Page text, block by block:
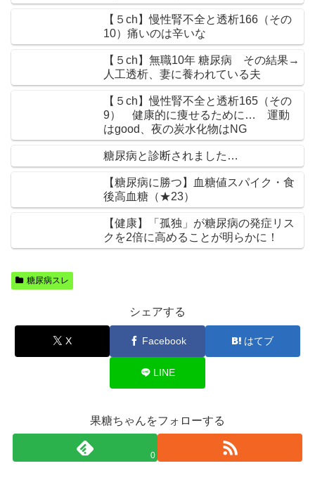
【５ch】慢性腎不全と透析166（その
10）痛いのは辛いな
【５ch】無職10年 糖尿病 その結果→
人工透析、妻に養われている夫
【５ch】慢性腎不全と透析165（その
9） 健康的に痩せるために… 運動
はgood、夜の炭水化物はNG
糖尿病と診断されました…
【糖尿病に勝つ】血糖値スパイク・食
後高血糖（★23）
【健康】「孤独」が糖尿病の発症リス
クを2倍に高めることが明らかに！
糖尿病スレ
シェアする
X Facebook はてブ
LINE
果糖ちゃんをフォローする
0